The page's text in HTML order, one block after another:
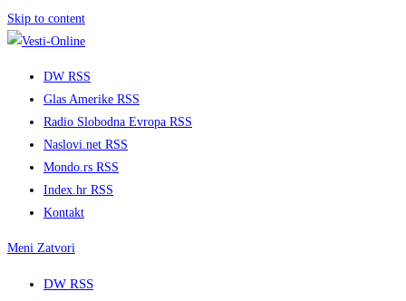
Skip to content
DW RSS
Glas Amerike RSS
Radio Slobodna Evropa RSS
Naslovi.net RSS
Mondo.rs RSS
Index.hr RSS
Kontakt
Meni Zatvori
DW RSS